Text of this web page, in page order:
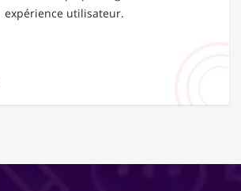
expérience utilisateur.